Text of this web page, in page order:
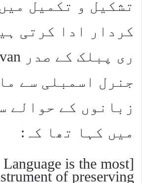
تشکیل و تکمیل
کردار ادا کرتی
جنرل اسمبلی سے
زبانوں کے حوالے
میں کہا تھا کہ:
Language is the most
of preserving